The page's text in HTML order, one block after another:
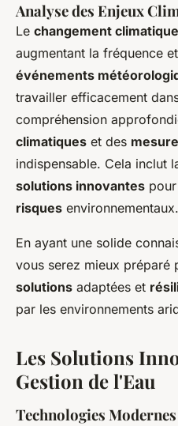
Analyse des Enjeux
Le changement climatique
augmentant la fréquence
événements
travailler efficacement
compréhension
climatiques et des
indispensable. Cela inclut
solutions innovantes pour
risques environnementaux.
En ayant une solide
vous serez mieux préparé
solutions adaptées et
par les environnements
Les Solutions
Gestion de l'Eau
Technologies Modernes